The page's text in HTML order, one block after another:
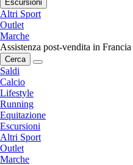
Escursioni
Altri Sport
Outlet
Marche
Assistenza post-vendita in Francia
Cerca
Saldi
Calcio
Lifestyle
Running
Equitazione
Escursioni
Altri Sport
Outlet
Marche